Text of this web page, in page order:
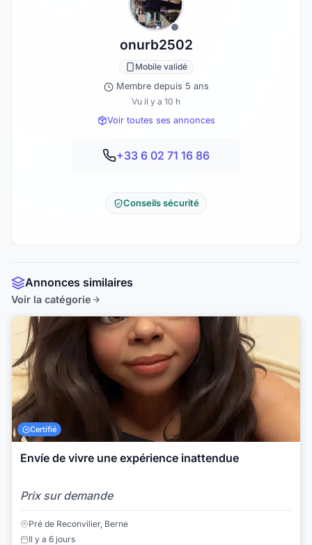
onurb2502
Mobile validé
Membre depuis 5 ans
Vu il y a 10 h
Voir toutes ses annonces
+33 6 02 71 16 86
Conseils sécurité
Annonces similaires
Voir la catégorie
Certifié
Envíe de vivre une expérience inattendue
Prix sur demande
Pré de Reconvilier, Berne
Il y a 6 jours